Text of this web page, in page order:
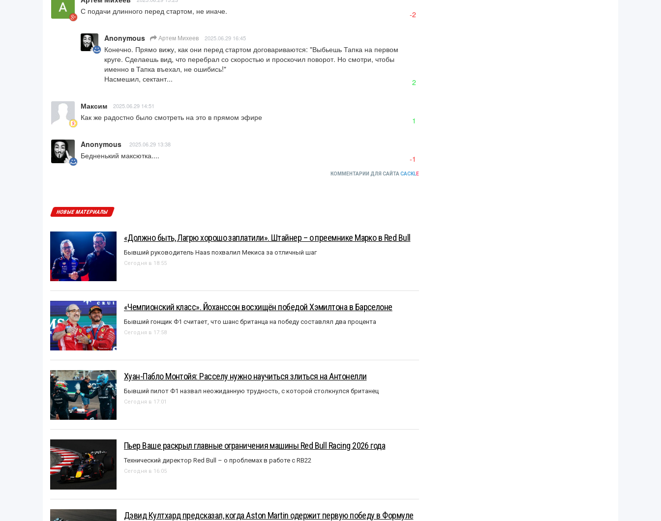
С подачи длинного перед стартом, не иначе. -2
Anonymous Артем Михеев 2025.06.29 16:45
Конечно. Прямо вижу, как они перед стартом договариваются: "Выбьешь Тапка на первом
круге. Сделаешь вид, что перебрал со скоростью и проскочил поворот. Но смотри, чтобы
именно в Тапка въехал, не ошибись!"
Насмешил, сектант...
2
Максим 2025.06.29 14:51
Как же радостно было смотреть на это в прямом эфире 1
Anonymous 2025.06.29 13:38
Бедненький максютка.... -1
КОММЕНТАРИИ ДЛЯ САЙТА CACKLE
НОВЫЕ МАТЕРИАЛЫ
«Должно быть, Лагрю хорошо заплатили». Штайнер – о преемнике Марко в Red Bull
Бывший руководитель Haas похвалил Мекиса за отличный шаг
Сегодня в 18:55
«Чемпионский класс». Йоханссон восхищён победой Хэмилтона в Барселоне
Бывший гонщик Ф1 считает, что шанс британца на победу составлял два процента
Сегодня в 17:58
Хуан-Пабло Монтойя: Расселу нужно научиться злиться на Антонелли
Бывший пилот Ф1 назвал неожиданную трудность, с которой столкнулся британец
Сегодня в 17:01
Пьер Ваше раскрыл главные ограничения машины Red Bull Racing 2026 года
Технический директор Red Bull – о проблемах в работе с RB22
Сегодня в 16:05
Дэвид Култхард предсказал, когда Aston Martin одержит первую победу в Формуле